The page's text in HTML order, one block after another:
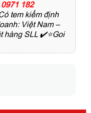
0971 182
tem kiểm định
Việt Nam –
hàng SLL ✔️⭐Goi